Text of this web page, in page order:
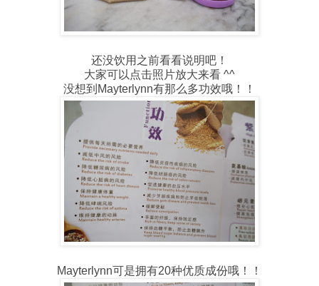
还没饮用之前看看说明吧！
大家可以点击照片放大来看 ^^
没想到Mayterlynn有那么多功效哦！！
Mayterlynn可是拥有20种优质成份哦！！